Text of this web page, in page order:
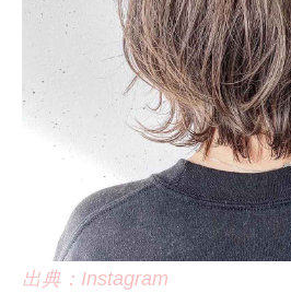
出典：Instagram